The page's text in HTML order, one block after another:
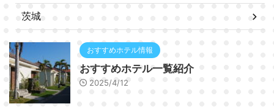
茨城
おすすめホテル情報
おすすめホテル一覧紹介
2025/4/12